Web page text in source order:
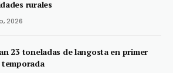
rurales
2026
23 toneladas de langosta en primer
temporada